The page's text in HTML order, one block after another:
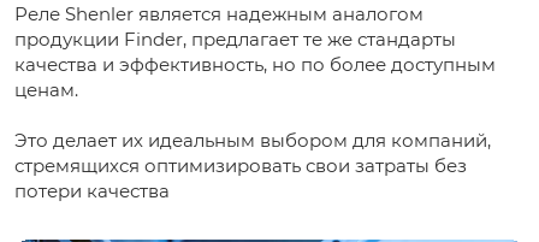
Реле Shenler является надежным аналогом
продукции Finder, предлагает те же стандарты
качества и эффективность, но по более доступным
ценам.
Это делает их идеальным выбором для компаний,
стремящихся оптимизировать свои затраты без
потери качества